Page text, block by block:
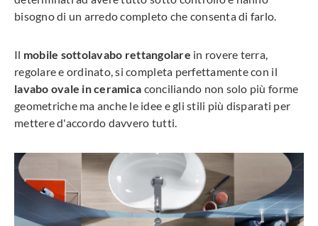
bisogno di un arredo completo che consenta di farlo.
Il mobile sottolavabo rettangolare in rovere terra,
regolare e ordinato, si completa perfettamente con il
lavabo ovale in ceramica conciliando non solo più forme
geometriche ma anche le idee e gli stili più disparati per
mettere d'accordo davvero tutti.